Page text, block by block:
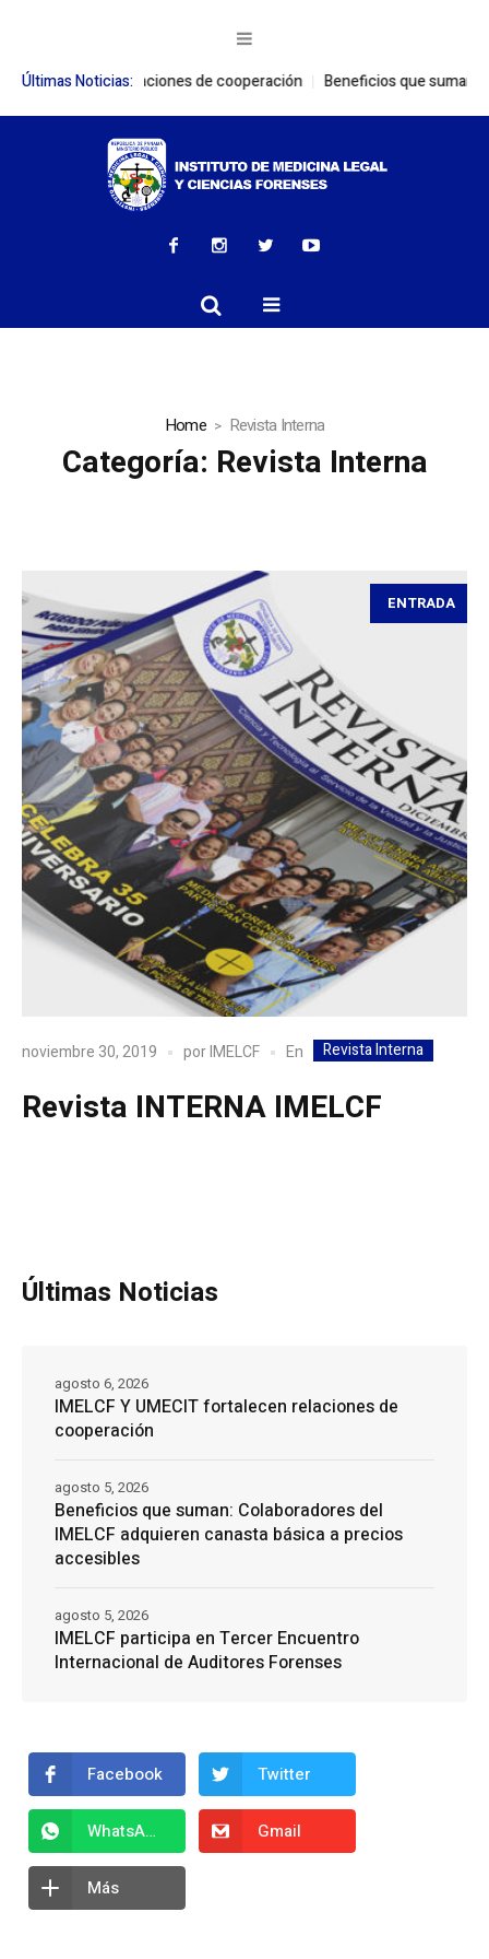
Últimas Noticias:
relaciones de cooperación Beneficios que suman:
Home Revista Interna
Categoría: Revista Interna
ENTRADA
noviembre 30, 2019 porIMELCF En Revista Interna
Revista INTERNA IMELCF
Últimas Noticias
IMELCF Y UMECIT fortalecen relaciones de
cooperación
agosto 6, 2026
Beneficios que suman: Colaboradores del
IMELCF adquieren canasta básica a precios
accesibles
agosto 5, 2026
IMELCF participa en Tercer Encuentro
Internacional de Auditores Forenses
agosto 5, 2026
Facebook Twitter
WhatsApp Gmail
Más